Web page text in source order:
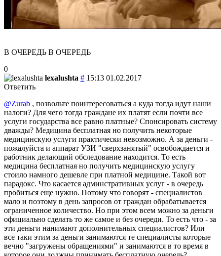
В ОЧЕРЕДЬ В ОЧЕРЕДЬ
0
lexalushta # 15:13 01.02.2017
Ответить
@Zurab , позвольте поинтересоваться а куда тогда идут наши
налоги? Для чего тогда граждане их платят если почти все
услуги государства все равно платные? Спонсировать систему
дважды? Медицина бесплатная но получить некоторые
медицинскую услуги практически невозможно. А за деньги -
пожалуйста и аппарат УЗИ "сверхзанятый" освобождается и
работник делающий обследование находится. То есть
медицина бесплатная но получить медицинскую услугу
стоило намного дешевле при платной медицине. Такой вот
парадокс. Что касается админстративных услуг - в очередь
пробиться еще нужно. Потому что говорят - специалистов
мало и поэтому в день запросов от граждан обрабатывается
ограниченное количество. Но при этом всем можно за деньги
официально сделать то же самое и без очереди. То есть что - за
эти деньги нанимают дополнительных специалистов? Или
все таки этим за деньги занимаются те специалисты которые
вечно "загружены обращениями" и занимаются в то время в